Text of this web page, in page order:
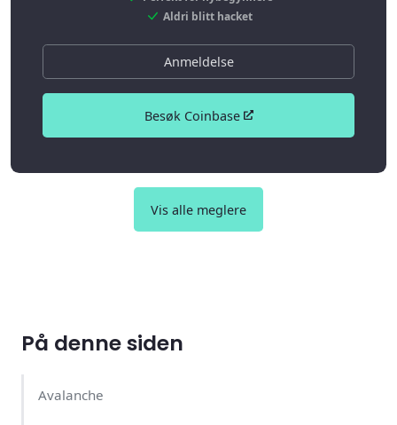
Aldri blitt hacket
Anmeldelse
Besøk Coinbase
Vis alle meglere
På denne siden
Avalanche